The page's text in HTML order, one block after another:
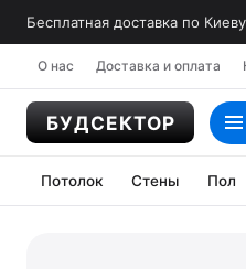
Бесплатная доставка по
О нас Доставка и оплата
Потолок Стены Пол